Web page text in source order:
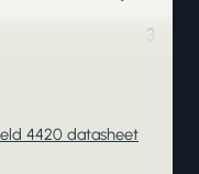
3
4420 datasheet